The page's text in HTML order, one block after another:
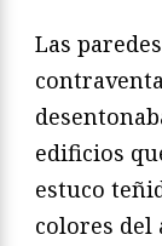
Las
edificios
estuco
colores del